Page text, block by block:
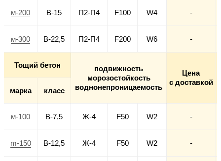
м-200 В-15 П2-П4 F100 W4 -
м-300 В-22,5 П2-П4 F200 W6 -
Тощий бетон
подвижность
морозостойкость
воднонепроницаемость
Цена
с доставкой
марка
класс
м-100 В-7,5 Ж-4 F50 W2 -
m-150 В-12,5 Ж-4 F50 W2 -